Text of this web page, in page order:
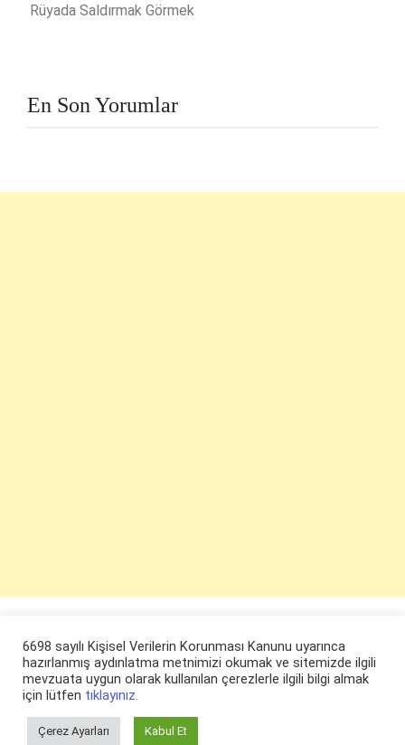
Rüyada Saldırmak Görmek
En Son Yorumlar
6698 sayılı Kişisel Verilerin Korunması Kanunu uyarınca
hazırlanmış aydınlatma metnimizi okumak ve sitemizde ilgili
mevzuata uygun olarak kullanılan çerezlerle ilgili bilgi almak
için lütfen tıklayınız.
Çerez Ayarları Kabul Et